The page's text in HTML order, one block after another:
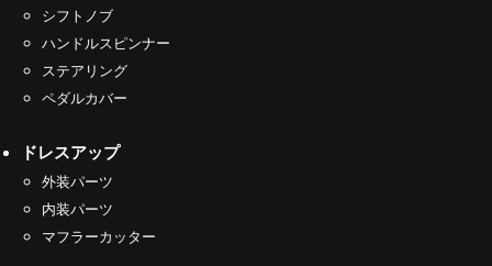
シフトノブ
ハンドルスピンナー
ステアリング
ペダルカバー
ドレスアップ
外装パーツ
内装パーツ
マフラーカッター